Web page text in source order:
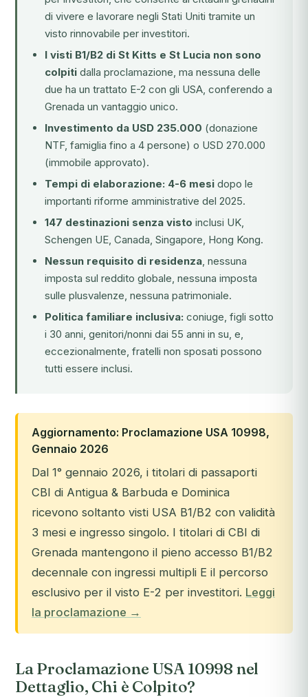
di vivere e lavorare negli Stati Uniti tramite un
visto rinnovabile per investitori.
I visti B1/B2 di St Kitts e St Lucia non sono
colpiti dalla proclamazione, ma nessuna delle
due ha un trattato E-2 con gli USA, conferendo a
Grenada un vantaggio unico.
Investimento da USD 235.000 (donazione
NTF, famiglia fino a 4 persone) o USD 270.000
(immobile approvato).
Tempi di elaborazione: 4-6 mesi dopo le
importanti riforme amministrative del 2025.
147 destinazioni senza visto inclusi UK,
Schengen UE, Canada, Singapore, Hong Kong.
Nessun requisito di residenza, nessuna
imposta sul reddito globale, nessuna imposta
sulle plusvalenze, nessuna patrimoniale.
Politica familiare inclusiva: coniuge, figli sotto
i 30 anni, genitori/nonni dai 55 anni in su, e,
eccezionalmente, fratelli non sposati possono
tutti essere inclusi.
Aggiornamento: Proclamazione USA 10998,
Gennaio 2026
Dal 1° gennaio 2026, i titolari di passaporti
CBI di Antigua & Barbuda e Dominica
ricevono soltanto visti USA B1/B2 con validità
3 mesi e ingresso singolo. I titolari di CBI di
Grenada mantengono il pieno accesso B1/B2
decennale con ingressi multipli E il percorso
esclusivo per il visto E-2 per investitori. Leggi
la proclamazione →
La Proclamazione USA 10998 nel
Dettaglio, Chi è Colpito?